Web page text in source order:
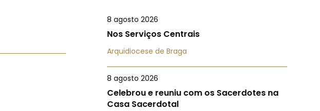
8 agosto 2026
Nos Serviços Centrais
Arquidiocese de Braga
8 agosto 2026
Celebrou e reuniu com os Sacerdotes na
Casa Sacerdotal